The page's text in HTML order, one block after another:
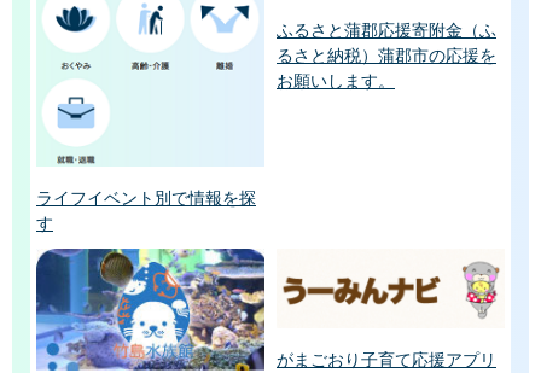
ライフイベント別で情報を探
す
ふるさと蒲郡応援寄附金（ふ
るさと納税）蒲郡市の応援を
お願いします。
がまごおり子育て応援アプリ